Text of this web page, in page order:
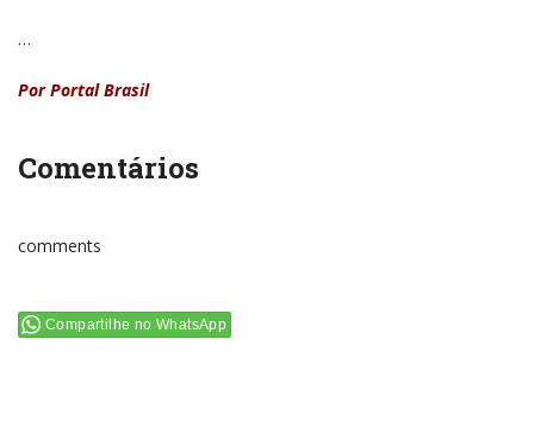
…
Por Portal Brasil
Comentários
comments
Compartilhe no WhatsApp